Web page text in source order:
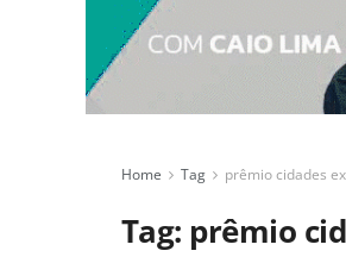
Home Tag prêmio cidades
Tag: prêmio